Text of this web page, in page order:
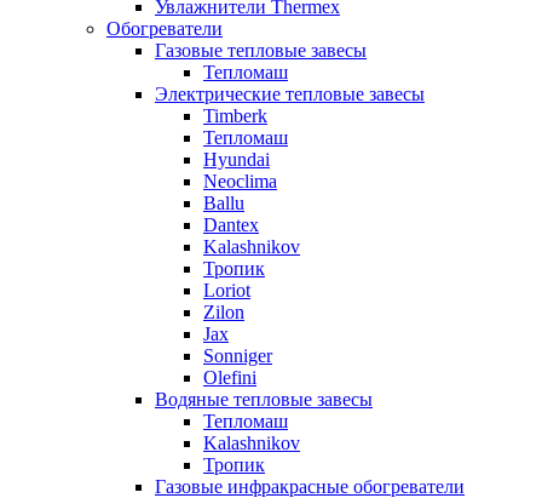
Увлажнители Thermex
Обогреватели
Газовые тепловые завесы
Тепломаш
Электрические тепловые завесы
Timberk
Тепломаш
Hyundai
Neoclima
Ballu
Dantex
Kalashnikov
Тропик
Loriot
Zilon
Jax
Sonniger
Olefini
Водяные тепловые завесы
Тепломаш
Kalashnikov
Тропик
Газовые инфракрасные обогреватели